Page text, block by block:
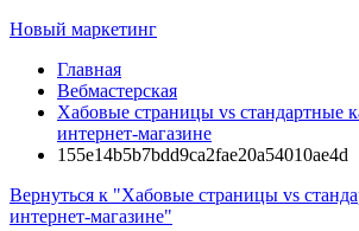
Новый маркетинг
Главная
Вебмастерская
Хабовые страницы vs стандартные
интернет-магазине
155e14b5b7bdd9ca2fae20a54010ae4d
Вернуться к "Хабовые страницы vs
интернет-магазине"